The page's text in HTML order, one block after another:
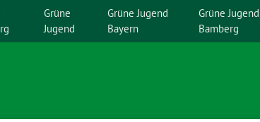
Grüne
Jugend
Grüne Jugend
Bayern
Grüne Jugend
Bamberg